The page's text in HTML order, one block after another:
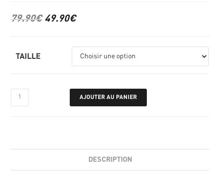
79.90€ 49.90€
TAILLE
AJOUTER AU PANIER
DESCRIPTION